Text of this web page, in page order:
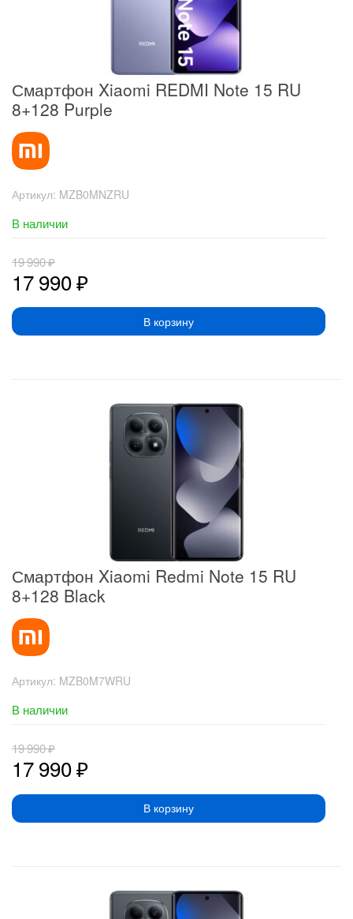
Смартфон Xiaomi REDMI Note 15 RU
8+128 Purple
Артикул: MZB0MNZRU
В наличии
17 990₽
19 990₽
В корзину
Смартфон Xiaomi Redmi Note 15 RU
8+128 Black
Артикул: MZB0M7WRU
В наличии
17 990₽
19 990₽
В корзину